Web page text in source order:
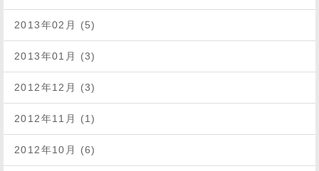
2013年02月 (5)
2013年01月 (3)
2012年12月 (3)
2012年11月 (1)
2012年10月 (6)